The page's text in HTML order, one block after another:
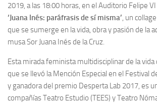
2019, a las 18:00 horas, en el Auditorio Felipe
‘Juana Inés: paráfrasis de sí misma’, un
que se sumerge en la vida, obra y pasión de la
musa Sor Juana Inés de la Cruz.
Esta mirada feminista multidisciplinar de la vida
que se llevó la Mención Especial en el Festival
y ganadora del premio Desperta Lab 2017, es
compañías Teatro Estudio (TEES) y Teatro